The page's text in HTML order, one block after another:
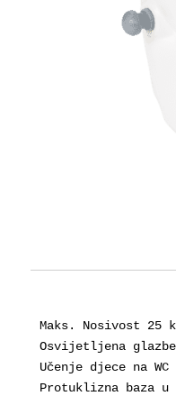
Maks. Nosivost 25
Osvijetljena
Učenje djece na
Protuklizna baza u